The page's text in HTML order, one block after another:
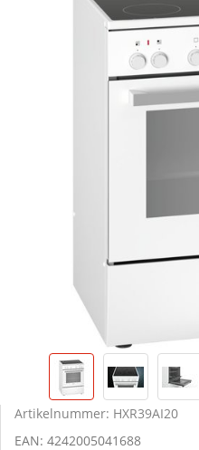
Artikelnummer: HXR39AI20
EAN: 4242005041688